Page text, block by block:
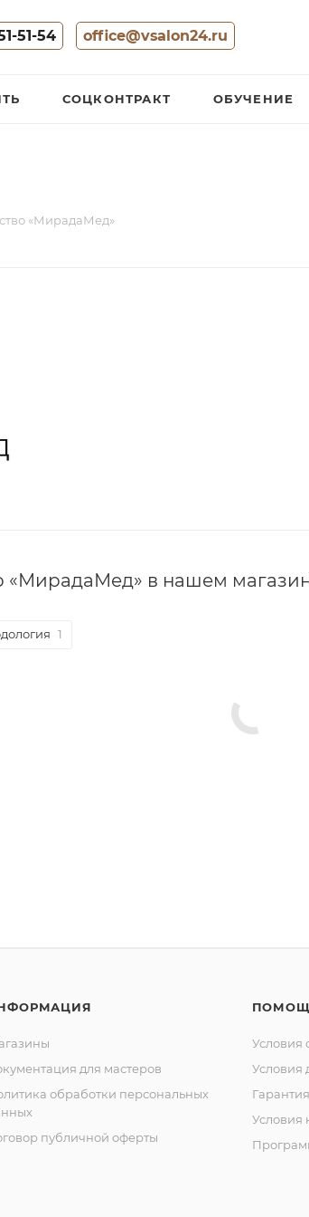
51-54 office@vsalon24.ru
СОЦКОНТРАКТ ОБУЧЕНИЕ
«МирадаМед»
«МирадаМед» в нашем
1
для мастеров
обработки персональных
публичной оферты
Условия
Условия
Условия